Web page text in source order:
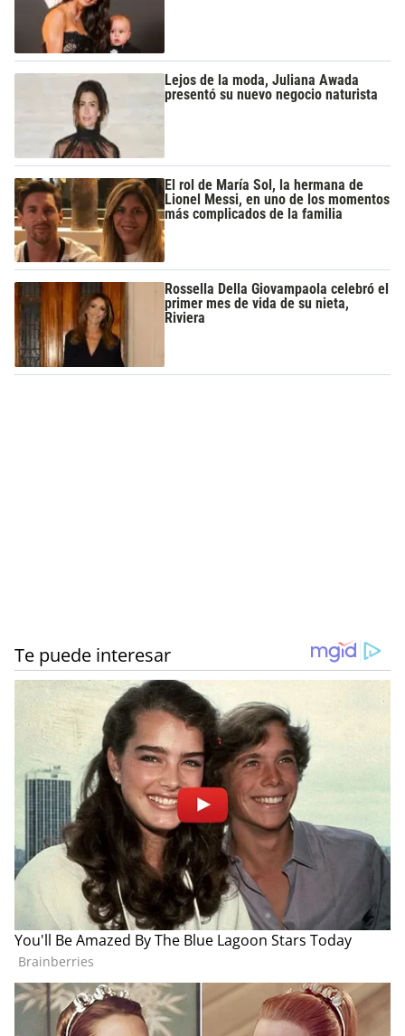
Lejos de la moda, Juliana Awada
presentó su nuevo negocio naturista
El rol de María Sol, la hermana de
Lionel Messi, en uno de los momentos
más complicados de la familia
Rossella Della Giovampaola celebró el
primer mes de vida de su nieta,
Riviera